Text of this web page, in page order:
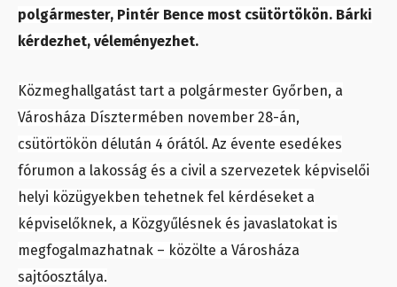
polgármester, Pintér Bence most csütörtökön. Bárki
kérdezhet, véleményezhet.
Közmeghallgatást tart a polgármester Győrben, a
Városháza Dísztermében november 28-án,
csütörtökön délután 4 órától. Az évente esedékes
fórumon a lakosság és a civil a szervezetek képviselői
helyi közügyekben tehetnek fel kérdéseket a
képviselőknek, a Közgyűlésnek és javaslatokat is
megfogalmazhatnak – közölte a Városháza
sajtóosztálya.